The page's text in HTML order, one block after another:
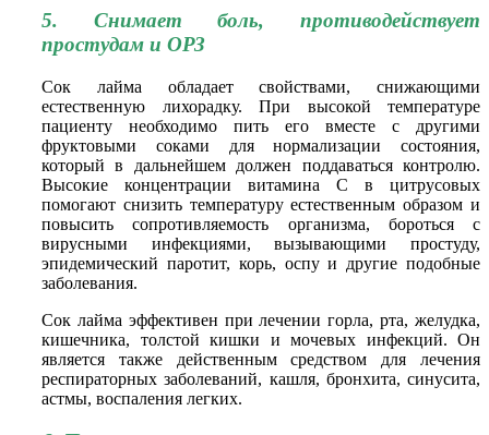
5. Снимает боль, противодействует
простудам и ОРЗ
Сок лайма обладает свойствами, снижающими
естественную лихорадку. При высокой температуре
пациенту необходимо пить его вместе с другими
фруктовыми соками для нормализации состояния,
который в дальнейшем должен поддаваться контролю.
Высокие концентрации витамина С в цитрусовых
помогают снизить температуру естественным образом и
повысить сопротивляемость организма, бороться с
вирусными инфекциями, вызывающими простуду,
эпидемический паротит, корь, оспу и другие подобные
заболевания.
Сок лайма эффективен при лечении горла, рта, желудка,
кишечника, толстой кишки и мочевых инфекций. Он
является также действенным средством для лечения
респираторных заболеваний, кашля, бронхита, синусита,
астмы, воспаления легких.